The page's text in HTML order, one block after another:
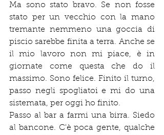
Ma sono stato bravo. Se non fosse
stato per un vecchio con la mano
tremante nemmeno una goccia di
piscio sarebbe finita a terra. Anche se
il mio lavoro non mi piace, è in
giornate come questa che do il
massimo. Sono felice. Finito il turno,
passo negli spogliatoi e mi do una
sistemata, per oggi ho finito.
Passo al bar a farmi una birra. Siedo
al bancone. C'è poca gente, qualche